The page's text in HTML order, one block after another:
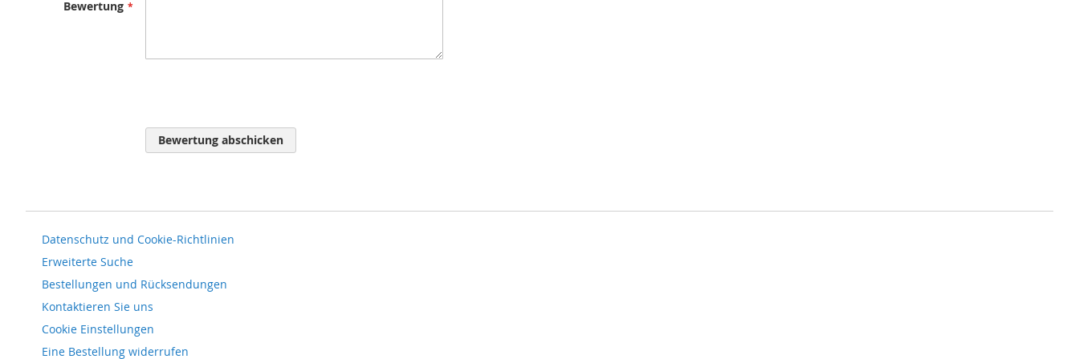
Bewertung
Bewertung abschicken
Datenschutz und Cookie-Richtlinien
Erweiterte Suche
Bestellungen und Rücksendungen
Kontaktieren Sie uns
Cookie Einstellungen
Eine Bestellung widerrufen